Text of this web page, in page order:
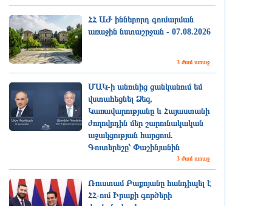
ՀՀ ԱԺ իններորդ գումարման
առաջին նստաշրջան - 07.08.2026
3 ժամ առաջ
ՄԱԿ-ի անունից ցանկանում եմ
վստահեցնել Ձեզ,
Կառավարությանը և Հայաստանի
ժողովրդին մեր շարունակական
աջակցության հարցում.
Գուտերեշը՝ Փաշինյանին
3 ժամ առաջ
Ռուստամ Բաքոյանը հանդիպել է
ՀՀ-ում Իրաքի գործերի